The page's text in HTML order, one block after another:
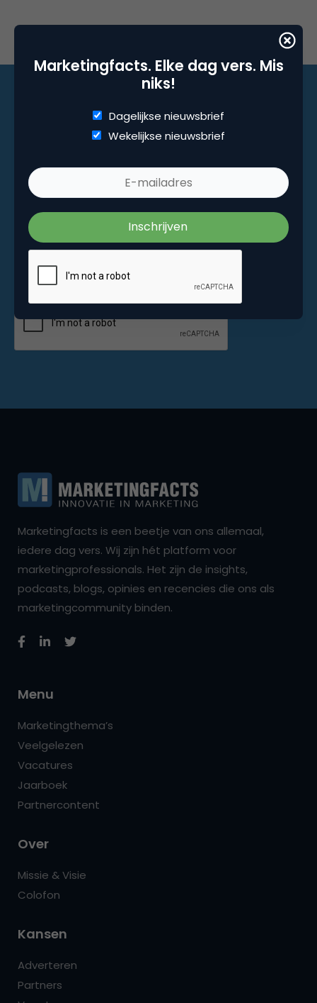
Marketingfacts. Elke dag vers. Mis
niks!
Dagelijkse nieuwsbrief
Wekelijkse nieuwsbrief
Marketingfacts. Elke dag vers. Mis niks!
Wekelijkse nieuwsbrief
Marketingfacts is een beetje van ons allemaal,
iedere dag vers. Wij zijn hét platform voor
marketingprofessionals. Het zijn de insights,
podcasts, blogs, opinies en recencies die ons als
marketingcommunity binden.
Menu
Marketingthema’s
Veelgelezen
Vacatures
Jaarboek
Partnercontent
Over
Missie & Visie
Colofon
Kansen
Adverteren
Partners